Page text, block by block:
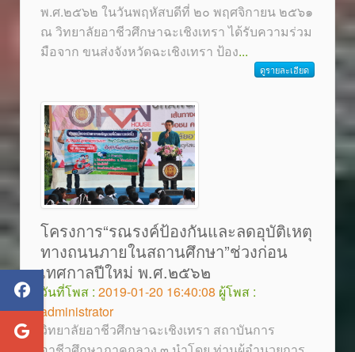
พ.ศ.๒๕๖๒ ในวันพฤหัสบดีที่ ๒๐ พฤศจิกายน ๒๕๖๑
ณ วิทยาลัยอาชีวศึกษาฉะเชิงเทรา ได้รับความร่วม
มือจาก ขนส่งจังหวัดฉะเชิงเทรา ป้อง...
ดูรายละเอียด
โครงการ“รณรงค์ป้องกันและลดอุบัติเหตุ
ทางถนนภายในสถานศึกษา”ช่วงก่อน
เทศกาลปีใหม่ พ.ศ.๒๕๖๒
วันที่โพส : 2019-01-20 16:40:08 ผู้โพส :
administrator
วิทยาลัยอาชีวศึกษาฉะเชิงเทรา สถาบันการ